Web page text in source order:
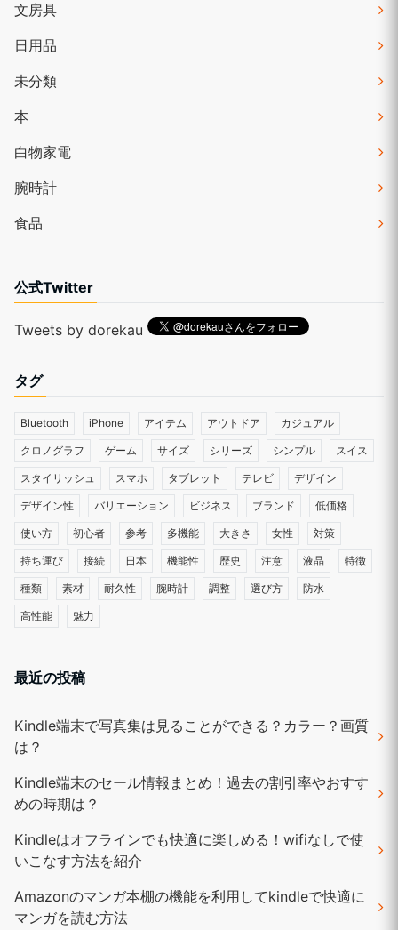
文房具
日用品
未分類
本
白物家電
腕時計
食品
公式Twitter
Tweets by dorekau
タグ
Bluetooth iPhone アイテム アウトドア カジュアル
クロノグラフ ゲーム サイズ シリーズ シンプル スイス
スタイリッシュ スマホ タブレット テレビ デザイン
デザイン性 バリエーション ビジネス ブランド 低価格
使い方 初心者 参考 多機能 大きさ 女性 対策
持ち運び 接続 日本 機能性 歴史 注意 液晶 特徴
種類 素材 耐久性 腕時計 調整 選び方 防水
高性能 魅力
最近の投稿
Kindle端末で写真集は見ることができる？カラー？画質
は？
Kindle端末のセール情報まとめ！過去の割引率やおすす
めの時期は？
Kindleはオフラインでも快適に楽しめる！wifiなしで使
いこなす方法を紹介
Amazonのマンガ本棚の機能を利用してkindleで快適に
マンガを読む方法